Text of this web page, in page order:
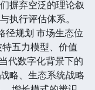
摒弃空泛的理论叙
执行评估体系。
径规划 市场生态位
五力模型、价值
代数字化背景下的
略、生态系统战略